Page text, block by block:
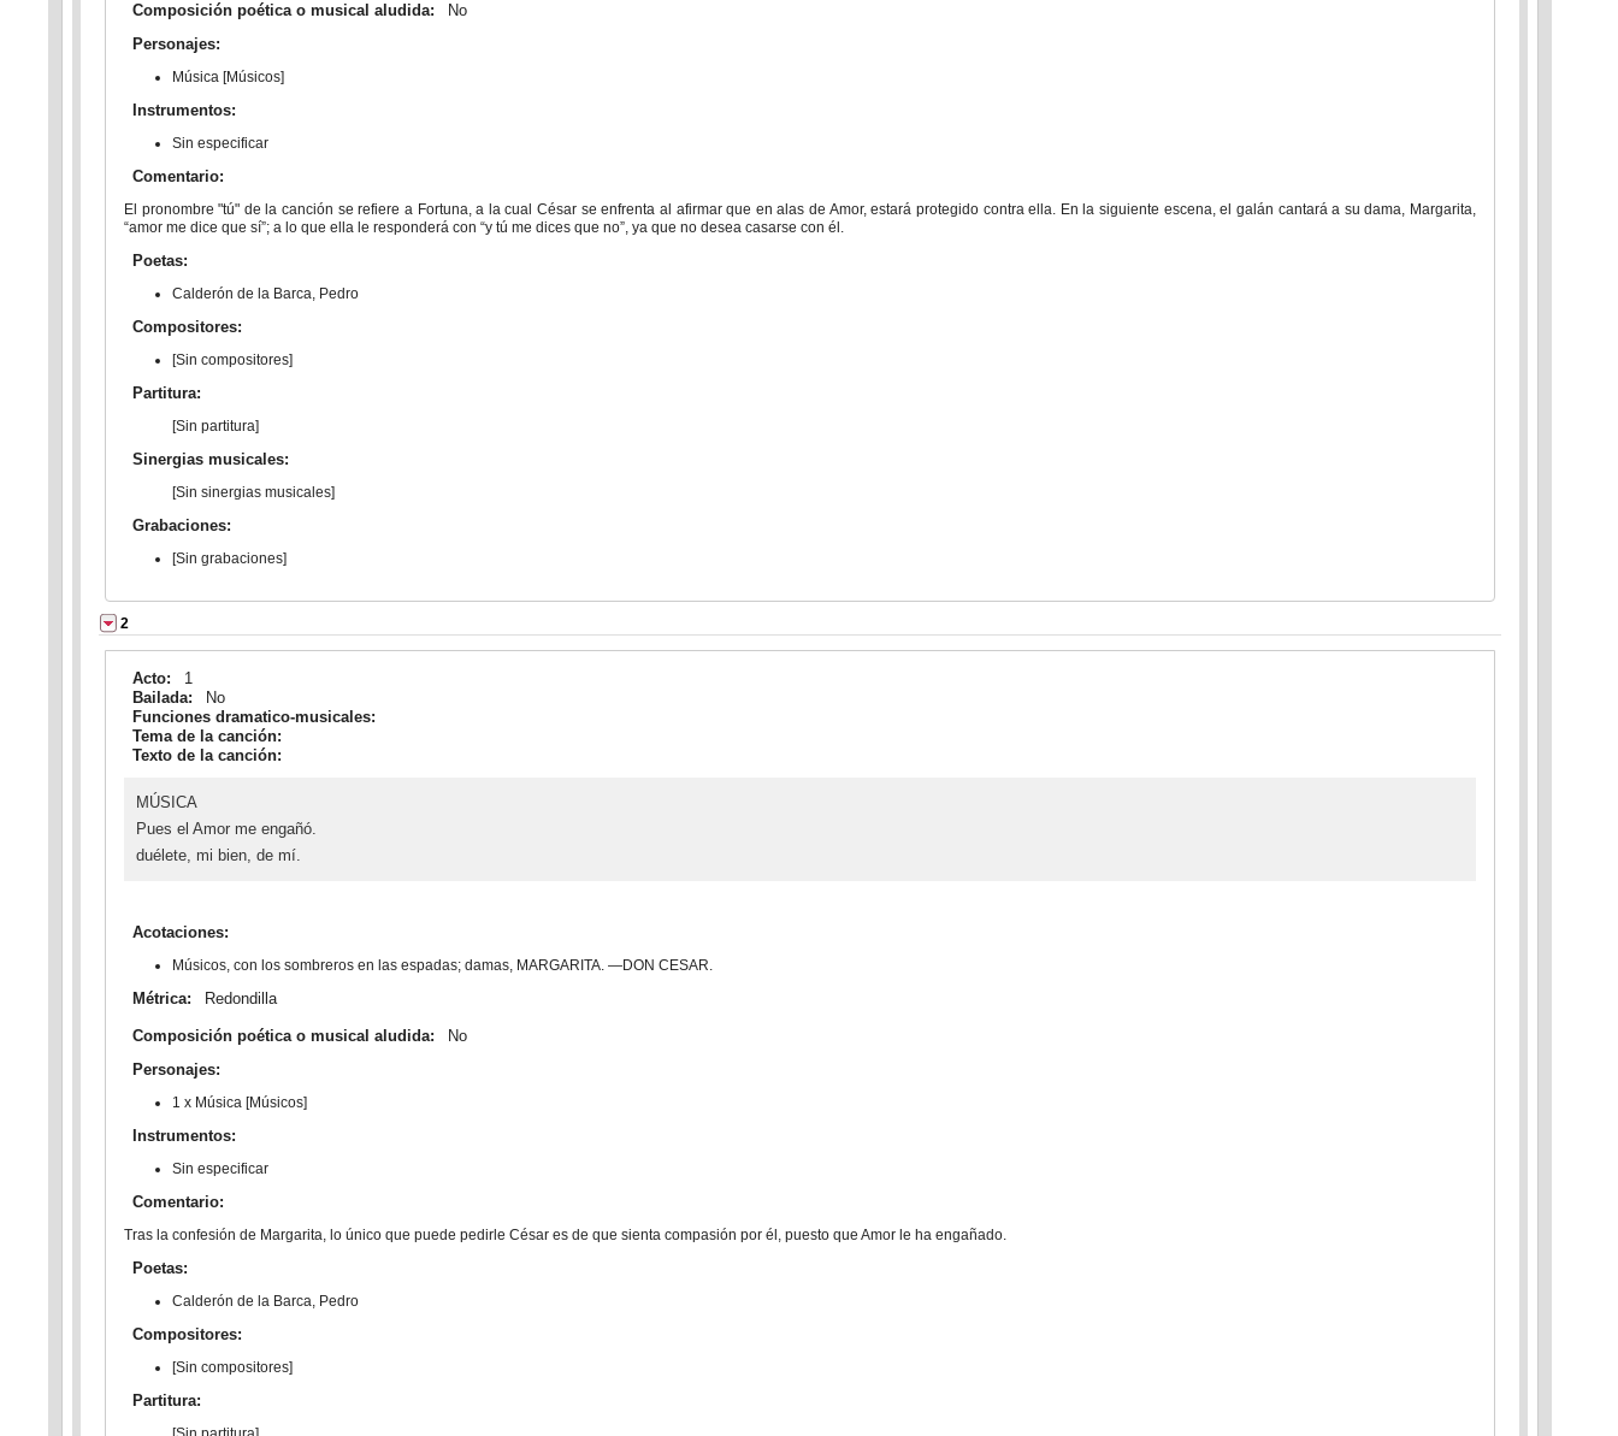
Composición poética o musical aludida:
No
Personajes:
Música [Músicos]
Instrumentos:
Sin especificar
Comentario:
El pronombre "tú" de la canción se refiere a Fortuna, a la cual César se enfrenta al afirmar que en alas de Amor, estará protegido contra ella. En la siguiente escena, el galán cantará a su dama, Margarita,
“amor me dice que sí”; a lo que ella le responderá con “y tú me dices que no”, ya que no desea casarse con él.
Poetas:
Calderón de la Barca, Pedro
Compositores:
[Sin compositores]
Partitura:
[Sin partitura]
Sinergias musicales:
[Sin sinergias musicales]
Grabaciones:
[Sin grabaciones]
2
Acto:
1
Bailada:
No
Funciones dramatico-musicales:
Tema de la canción:
Texto de la canción:
MÚSICA
Pues el Amor me engañó.
duélete, mi bien, de mí.
Acotaciones:
Músicos, con los sombreros en las espadas; damas, MARGARITA. —DON CESAR.
Métrica: Redondilla
Composición poética o musical aludida:
No
Personajes:
1 x Música [Músicos]
Instrumentos:
Sin especificar
Comentario:
Tras la confesión de Margarita, lo único que puede pedirle César es de que sienta compasión por él, puesto que Amor le ha engañado.
Poetas:
Calderón de la Barca, Pedro
Compositores:
[Sin compositores]
Partitura: